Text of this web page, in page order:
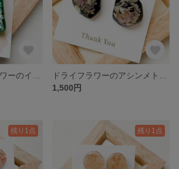
1,500円
残り1点 残り1点